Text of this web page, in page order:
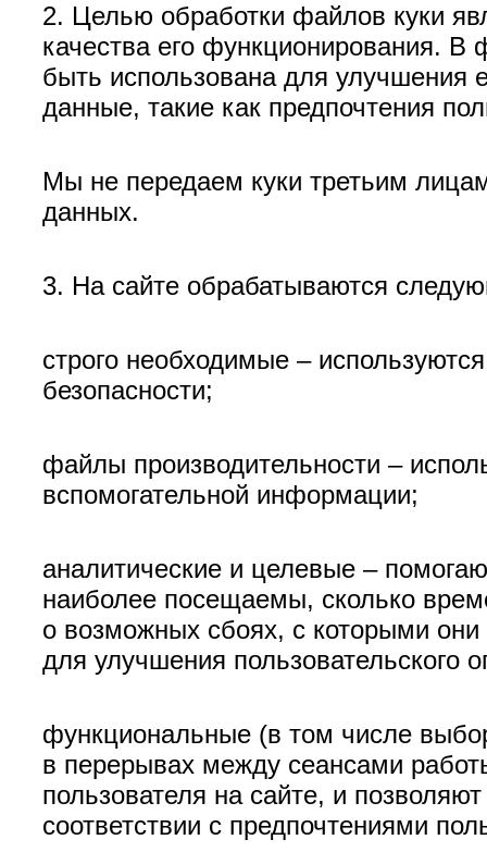
2. Целью обработки файлов куки
качества его функционирования. В
быть использована для улучшения
данные, такие как предпочтения
Мы не передаем куки третьим
данных.
3. На сайте обрабатываются
строго необходимые –
безопасности;
файлы производительности –
вспомогательной информации;
аналитические и целевые –
наиболее посещаемы, сколько
о возможных сбоях, с которыми
для улучшения пользовательского
функциональные (в том числе
в перерывах между сеансами
пользователя на сайте, и
соответствии с предпочтениями